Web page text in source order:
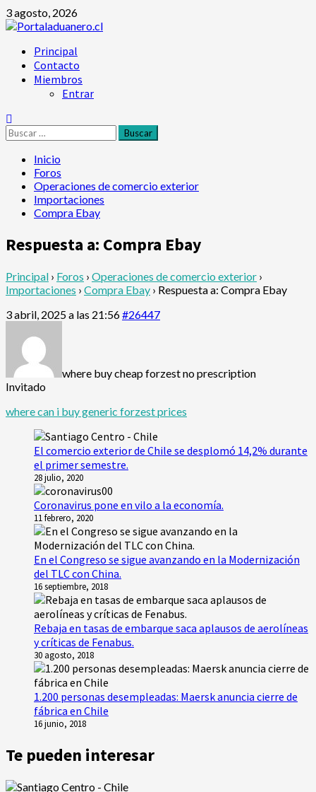
Saltar
al
3 agosto, 2026
Menú
principal
Principal
Contacto
Miembros
Entrar
Buscar:
Inicio
Foros
Operaciones de comercio exterior
Importaciones
Compra Ebay
Respuesta a: Compra Ebay
Principal › Foros › Operaciones de comercio exterior ›
Importaciones › Compra Ebay › Respuesta a: Compra Ebay
3 abril, 2025 a las 21:56#26447
where buy cheap forzest no prescription
Invitado
where can i buy generic forzest prices
El comercio exterior de Chile se desplomó 14,2% durante
el primer semestre.
28 julio, 2020
Coronavirus pone en vilo a la economía.
11 febrero, 2020
En el Congreso se sigue avanzando en la Modernización
del TLC con China.
16 septiembre, 2018
Rebaja en tasas de embarque saca aplausos de aerolíneas
y críticas de Fenabus.
30 agosto, 2018
1.200 personas desempleadas: Maersk anuncia cierre de
fábrica en Chile
16 junio, 2018
Te pueden interesar